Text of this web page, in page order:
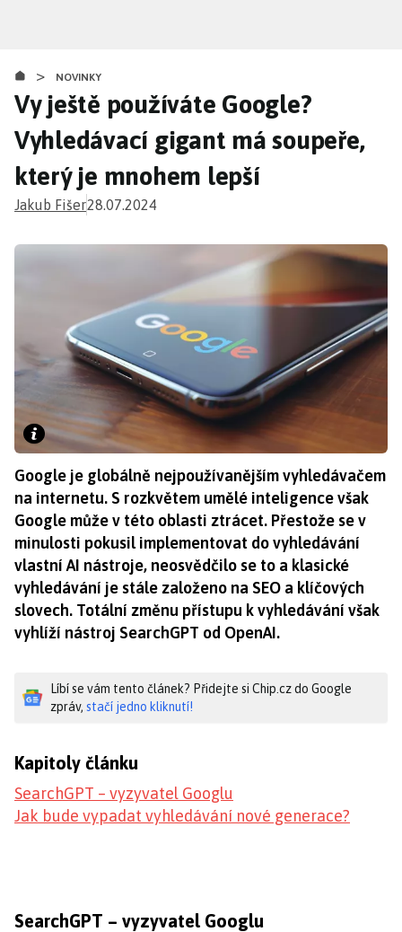
obsahu
> NOVINKY
Vy ještě používáte Google?
Vyhledávací gigant má soupeře,
který je mnohem lepší
Jakub Fišer28.07.2024
Google je globálně nejpoužívanějším vyhledávačem
na internetu. S rozkvětem umělé inteligence však
Google může v této oblasti ztrácet. Přestože se v
minulosti pokusil implementovat do vyhledávání
vlastní AI nástroje, neosvědčilo se to a klasické
vyhledávání je stále založeno na SEO a klíčových
slovech. Totální změnu přístupu k vyhledávání však
vyhlíží nástroj SearchGPT od OpenAI.
Líbí se vám tento článek? Přidejte si Chip.cz do Google
zpráv, stačí jedno kliknutí!
Kapitoly článku
SearchGPT – vyzyvatel Googlu
Jak bude vypadat vyhledávání nové generace?
SearchGPT – vyzyvatel Googlu